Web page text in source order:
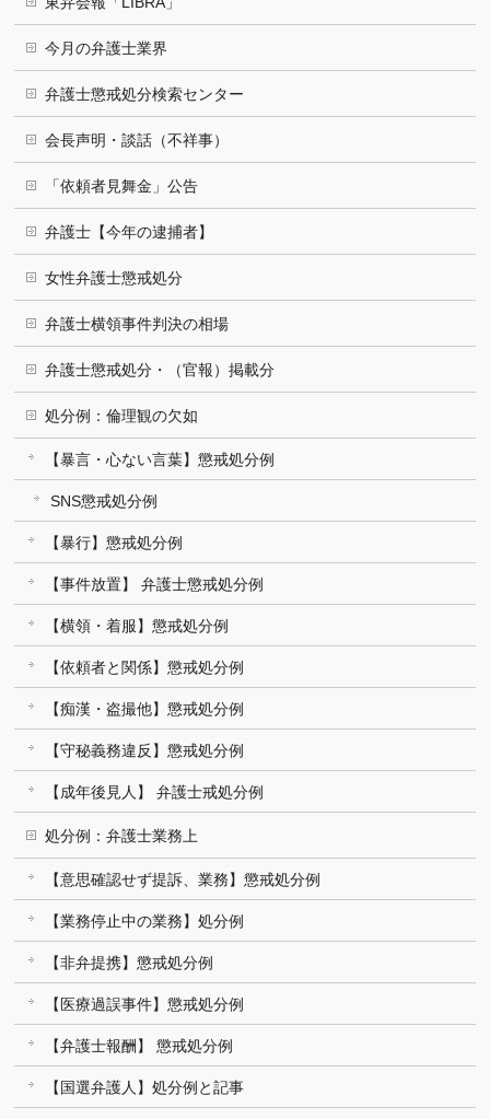
今月の弁護士業界
弁護士懲戒処分検索センター
会長声明・談話（不祥事）
「依頼者見舞金」公告
弁護士【今年の逮捕者】
女性弁護士懲戒処分
弁護士横領事件判決の相場
弁護士懲戒処分・（官報）掲載分
処分例：倫理観の欠如
【暴言・心ない言葉】懲戒処分例
SNS懲戒処分例
【暴行】懲戒処分例
【事件放置】 弁護士懲戒処分例
【横領・着服】懲戒処分例
【依頼者と関係】懲戒処分例
【痴漢・盗撮他】懲戒処分例
【守秘義務違反】懲戒処分例
【成年後見人】 弁護士戒処分例
処分例：弁護士業務上
【意思確認せず提訴、業務】懲戒処分例
【業務停止中の業務】処分例
【非弁提携】懲戒処分例
【医療過誤事件】懲戒処分例
【弁護士報酬】 懲戒処分例
【国選弁護人】処分例と記事